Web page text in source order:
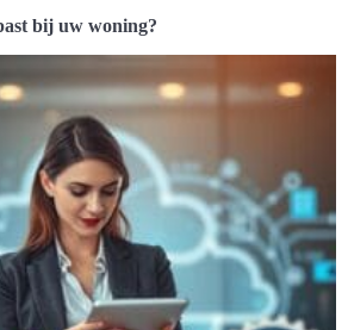
bij uw woning?